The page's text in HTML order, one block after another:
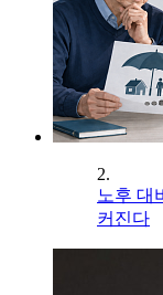
2.
노후 대
커진다